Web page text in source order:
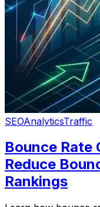
SEOAnalyticsTraffic
Bounce Rate
Reduce
Rankings